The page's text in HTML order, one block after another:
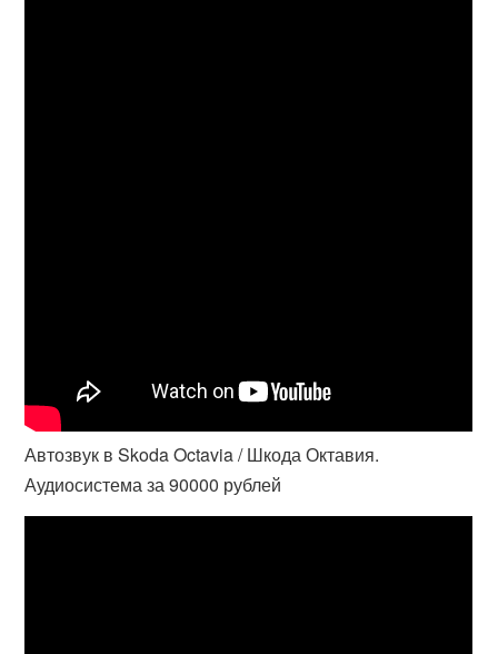
Автозвук в Skoda Octavia / Шкода Октавия.
Аудиосистема за 90000 рублей